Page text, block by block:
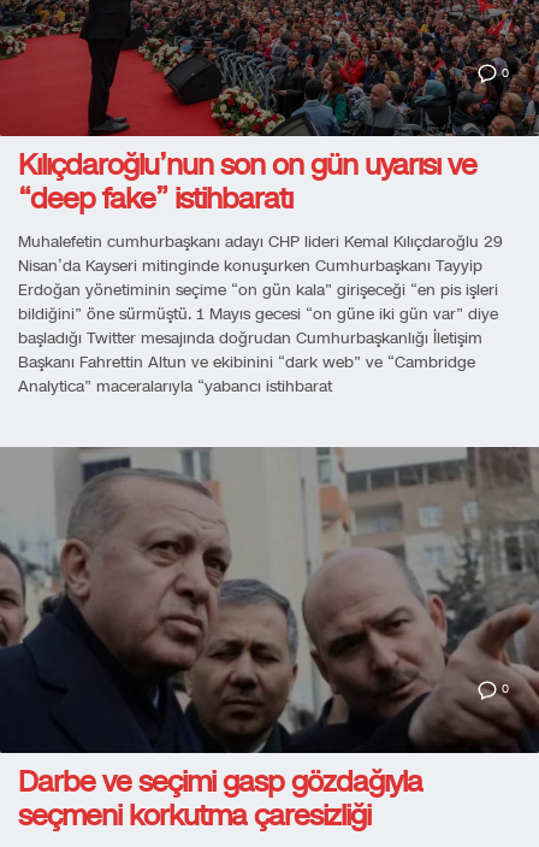
0
Kılıçdaroğlu’nun son on gün uyarısı ve
“deep fake” istihbaratı
Muhalefetin cumhurbaşkanı adayı CHP lideri Kemal Kılıçdaroğlu 29
Nisan’da Kayseri mitinginde konuşurken Cumhurbaşkanı Tayyip
Erdoğan yönetiminin seçime “on gün kala” girişeceği “en pis işleri
bildiğini” öne sürmüştü. 1 Mayıs gecesi “on güne iki gün var” diye
başladığı Twitter mesajında doğrudan Cumhurbaşkanlığı İletişim
Başkanı Fahrettin Altun ve ekibinini “dark web” ve “Cambridge
Analytica” maceralarıyla “yabancı istihbarat
0
Darbe ve seçimi gasp gözdağıyla
seçmeni korkutma çaresizliği